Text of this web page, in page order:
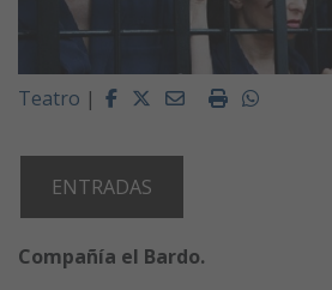
Teatro | FacebookTwitterEmailImprimir
ENTRADAS
Compañía el Bardo.